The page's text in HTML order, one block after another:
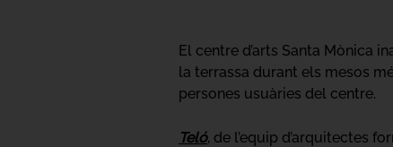
El centre d’arts Santa Mònica
la terrassa durant els mesos
persones usuàries del centre.
Teló, de l’equip d’arquitectes